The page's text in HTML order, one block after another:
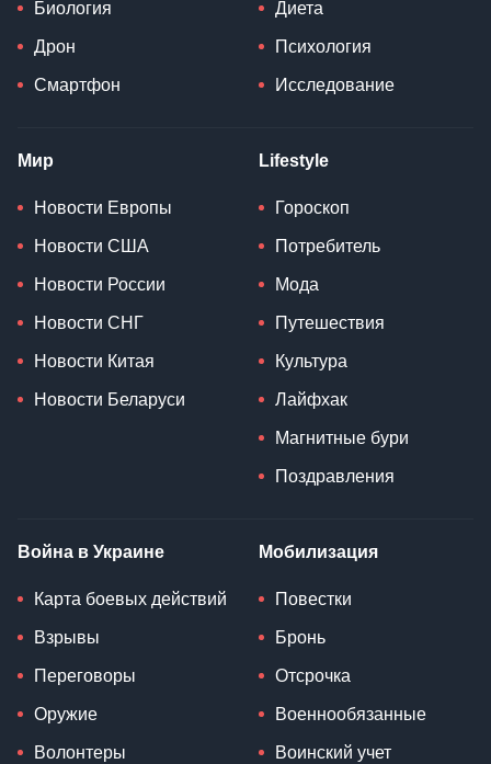
Биология
Дрон
Смартфон
Диета
Психология
Исследование
Мир
Новости Европы
Новости США
Новости России
Новости СНГ
Новости Китая
Новости Беларуси
Lifestyle
Гороскоп
Потребитель
Мода
Путешествия
Культура
Лайфхак
Магнитные бури
Поздравления
Война в Украине
Карта боевых действий
Взрывы
Переговоры
Оружие
Волонтеры
Мобилизация
Повестки
Бронь
Отсрочка
Военнообязанные
Воинский учет